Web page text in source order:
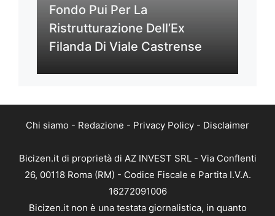
Fondo Pui Per La
Ristrutturazione Dell’Ex
Filanda Di Viale Castrense
Chi siamo - Redazione - Privacy Policy - Disclaimer
Bicizen.it di proprietà di AZ INVEST SRL - Via Conflenti
26, 00118 Roma (RM) - Codice Fiscale e Partita I.V.A.
16272091006
Bicizen.it non è una testata giornalistica, in quanto